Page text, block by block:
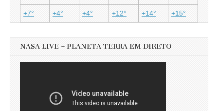
+7° +4° +4° +12° +14° +15°
NASA LIVE – PLANETA TERRA EM DIRETO